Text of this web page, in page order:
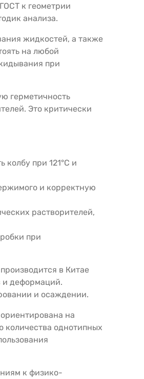
к геометрии
анализа.
жидкостей, а также
на любой
при
герметичность
Это критически
колбу при 121°C и
и корректную
растворителей,
при
в Китае
и деформаций.
и осаждении.
на
количества однотипных
к физико-